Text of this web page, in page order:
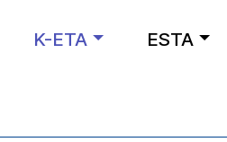
K-ETA ESTA